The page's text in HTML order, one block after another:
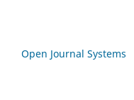
Open Journal Systems